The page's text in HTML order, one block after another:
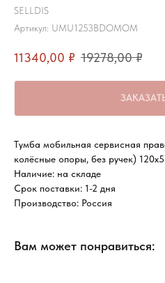
SELLDIS
Артикул: UMU1253BDOMOM
11340,00 ₽ 19278,00 ₽
Тумба мобильная сервисная
колёсные опоры, без ручек)
Наличие: на складе
Срок поставки: 1-2 дня
Производство: Россия
Вам может понравиться: